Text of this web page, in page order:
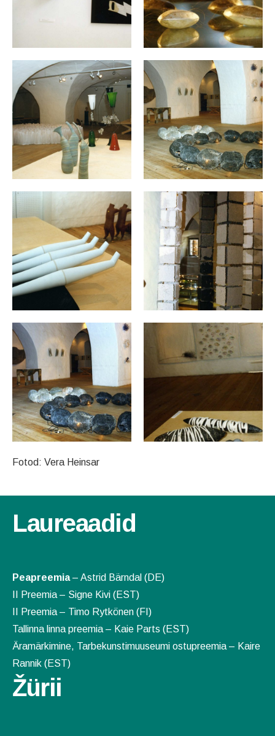
Fotod: Vera Heinsar
Laureaadid
Peapreemia– Astrid Bärndal (DE)
II Preemia – Signe Kivi (EST)
II Preemia – Timo Rytkönen (FI)
Tallinna linna preemia – Kaie Parts (EST)
Äramärkimine, Tarbekunstimuuseumi ostupreemia – Kaire
Rannik (EST)
Žürii